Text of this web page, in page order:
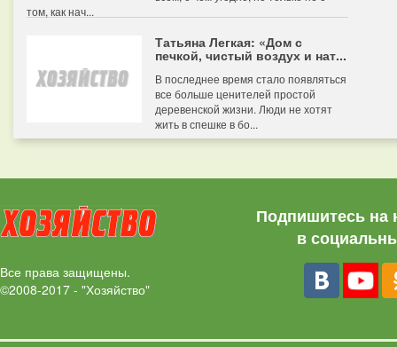
том, как нач...
Татьяна Легкая: «Дом с
печкой, чистый воздух и нат...
В последнее время стало появляться
все больше ценителей простой
деревенской жизни. Люди не хотят
жить в спешке в бо...
Все права защищены.
©2008-2017 - "Хозяйство"
Подпишитесь на
в